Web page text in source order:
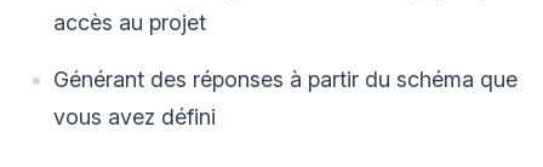
accès au projet
Générant des réponses à partir du schéma que
vous avez défini